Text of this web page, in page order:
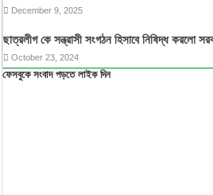
December 9, 2025
ছাত্রলীগ কে সন্ত্রাসী সংগঠন হিসাবে নিষিদ্ধ করলো
October 23, 2024
ফেসবুকে সংবাদ পড়তে লাইক দিন